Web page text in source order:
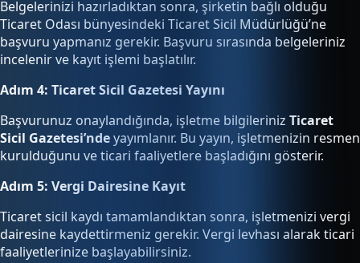
Belgelerinizi hazırladıktan sonra, şirketin bağlı olduğu
Ticaret Odası bünyesindeki Ticaret Sicil Müdürlüğü’ne
başvuru yapmanız gerekir. Başvuru sırasında belgeleriniz
incelenir ve kayıt işlemi başlatılır.
Adım 4: Ticaret Sicil Gazetesi Yayını
Başvurunuz onaylandığında, işletme bilgileriniz Ticaret
Sicil Gazetesi’ndeyayımlanır. Bu yayın, işletmenizin resmen
kurulduğunu ve ticari faaliyetlere başladığını gösterir.
Adım 5: Vergi Dairesine Kayıt
Ticaret sicil kaydı tamamlandıktan sonra, işletmenizi vergi
dairesine kaydettirmeniz gerekir. Vergi levhası alarak ticari
faaliyetlerinize başlayabilirsiniz.